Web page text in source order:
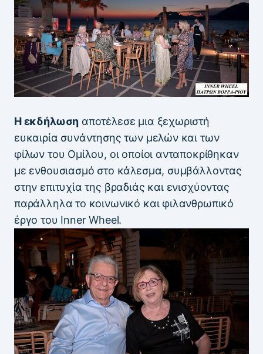
Η εκδήλωση αποτέλεσε μια ξεχωριστή
ευκαιρία συνάντησης των μελών και των
φίλων του Ομίλου, οι οποίοι ανταποκρίθηκαν
με ενθουσιασμό στο κάλεσμα, συμβάλλοντας
στην επιτυχία της βραδιάς και ενισχύοντας
παράλληλα το κοινωνικό και φιλανθρωπικό
έργο του Inner Wheel.